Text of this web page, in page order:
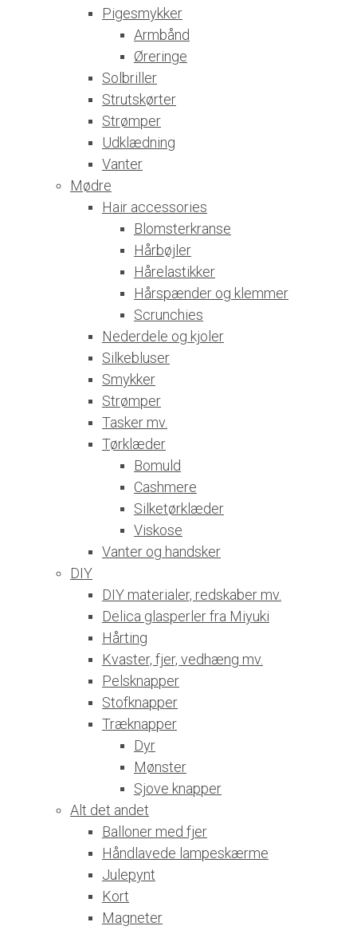
Pigesmykker
Armbånd
Øreringe
Solbriller
Strutskørter
Strømper
Udklædning
Vanter
Mødre
Hair accessories
Blomsterkranse
Hårbøjler
Hårelastikker
Hårspænder og klemmer
Scrunchies
Nederdele og kjoler
Silkebluser
Smykker
Strømper
Tasker mv.
Tørklæder
Bomuld
Cashmere
Silketørklæder
Viskose
Vanter og handsker
DIY
DIY materialer, redskaber mv.
Delica glasperler fra Miyuki
Hårting
Kvaster, fjer, vedhæng mv.
Pelsknapper
Stofknapper
Træknapper
Dyr
Mønster
Sjove knapper
Alt det andet
Balloner med fjer
Håndlavede lampeskærme
Julepynt
Kort
Magneter